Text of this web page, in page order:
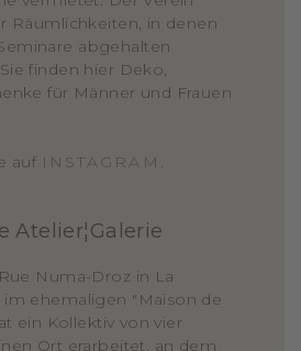
Räumlichkeiten, in denen
abgehalten
finden hier Deko,
für Männer und Frauen
auf INSTAGRAM .
Atelier¦Galerie
Numa-Droz in La
im ehemaligen "Maison de
ein Kollektiv von vier
Ort erarbeitet, an dem